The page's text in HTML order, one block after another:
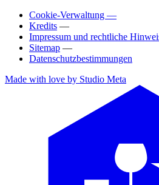
Cookie-Verwaltung —
Kredits —
Impressum und rechtliche
Sitemap —
Datenschutzbestimmungen
Made with love by Studio Meta